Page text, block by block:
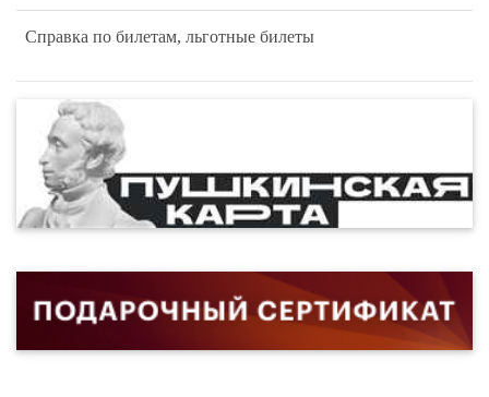
Справка по билетам, льготные билеты